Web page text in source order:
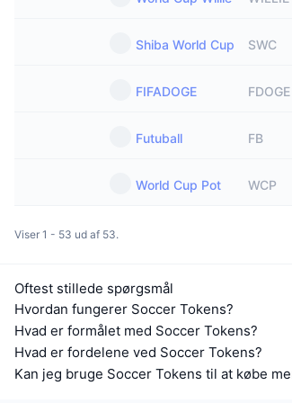
Shiba World Cup SWC
FIFADOGE FDOGE
Futuball FB
World Cup Pot WCP
Viser 1 - 53 ud af 53.
Oftest stillede spørgsmål
Hvordan fungerer Soccer Tokens?
Hvad er formålet med Soccer Tokens?
Hvad er fordelene ved Soccer Tokens?
Kan jeg bruge Soccer Tokens til at købe